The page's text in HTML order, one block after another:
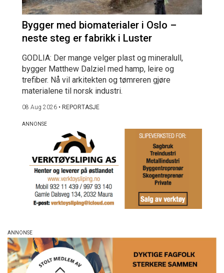
Bygger med biomaterialer i Oslo –
neste steg er fabrikk i Luster
GODLIA: Der mange velger plast og mineralull,
bygger Matthew Dalziel med hamp, leire og
trefiber. Nå vil arkitekten og tømreren gjøre
materialene til norsk industri.
08 Aug 2026 • REPORTASJE